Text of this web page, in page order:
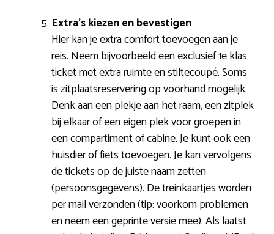
Extra’s kiezen en bevestigen
Hier kan je extra comfort toevoegen aan je
reis. Neem bijvoorbeeld een exclusief 1e klas
ticket met extra ruimte en stiltecoupé. Soms
is zitplaatsreservering op voorhand mogelijk.
Denk aan een plekje aan het raam, een zitplek
bij elkaar of een eigen plek voor groepen in
een compartiment of cabine. Je kunt ook een
huisdier of fiets toevoegen. Je kan vervolgens
de tickets op de juiste naam zetten
(persoonsgegevens). De treinkaartjes worden
per mail verzonden (tip: voorkom problemen
en neem een geprinte versie mee). Als laatst